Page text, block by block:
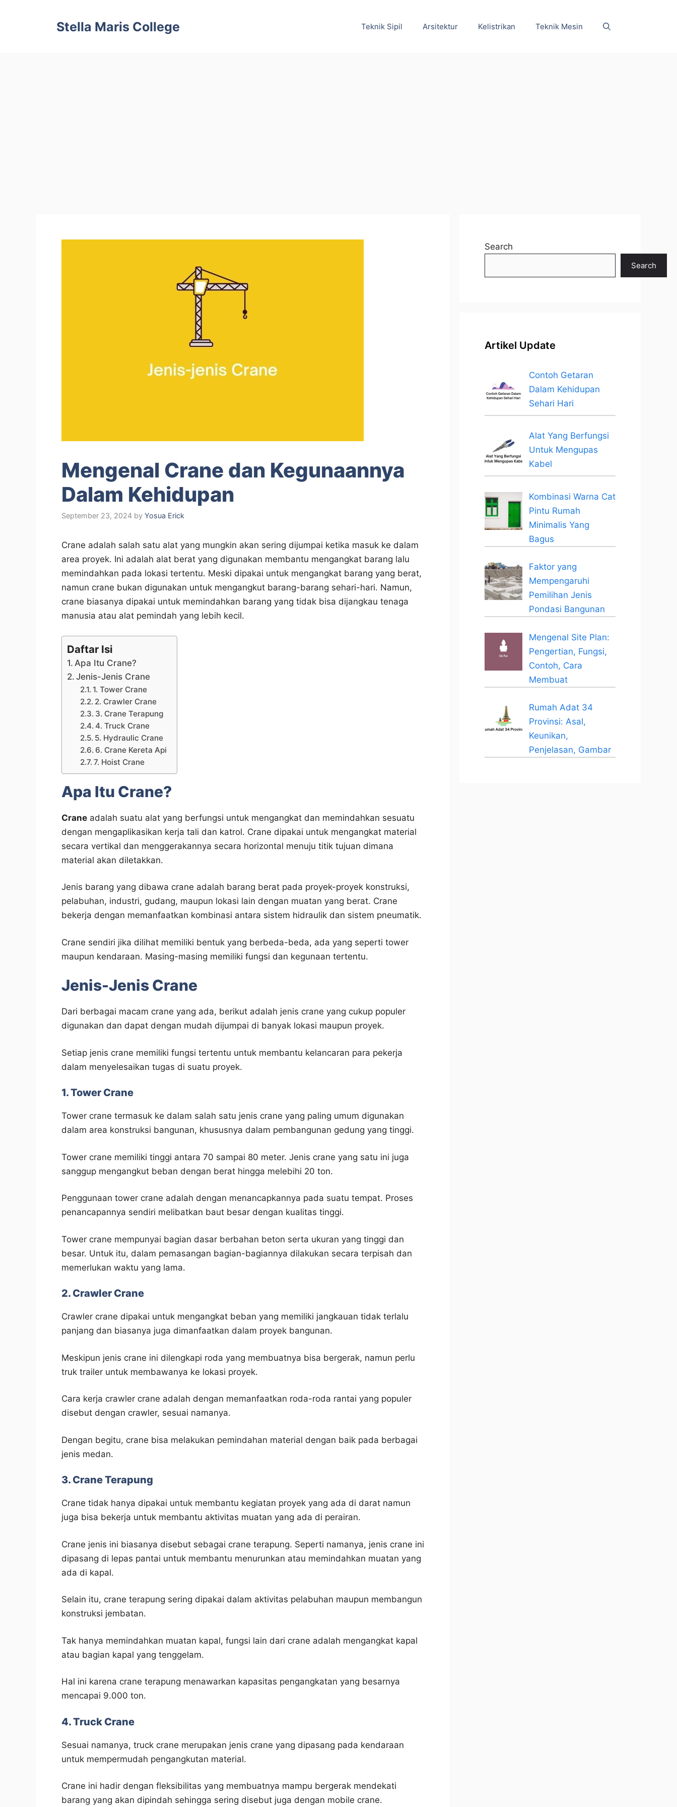
Stella Maris College Teknik Sipil Arsitektur Kelistrikan Teknik Mesin
Mengenal Crane dan Kegunaannya
Dalam Kehidupan
September 23, 2024 by Yosua Erick
Crane adalah salah satu alat yang mungkin akan sering dijumpai ketika masuk ke dalam
area proyek. Ini adalah alat berat yang digunakan membantu mengangkat barang lalu
memindahkan pada lokasi tertentu. Meski dipakai untuk mengangkat barang yang berat,
namun crane bukan digunakan untuk mengangkut barang-barang sehari-hari. Namun,
crane biasanya dipakai untuk memindahkan barang yang tidak bisa dijangkau tenaga
manusia atau alat pemindah yang lebih kecil.
Daftar Isi
Apa Itu Crane?
Jenis-Jenis Crane
1. Tower Crane
2. Crawler Crane
3. Crane Terapung
4. Truck Crane
5. Hydraulic Crane
6. Crane Kereta Api
7. Hoist Crane
Apa Itu Crane?
Crane adalah suatu alat yang berfungsi untuk mengangkat dan memindahkan sesuatu
dengan mengaplikasikan kerja tali dan katrol. Crane dipakai untuk mengangkat material
secara vertikal dan menggerakannya secara horizontal menuju titik tujuan dimana
material akan diletakkan.
Jenis barang yang dibawa crane adalah barang berat pada proyek-proyek konstruksi,
pelabuhan, industri, gudang, maupun lokasi lain dengan muatan yang berat. Crane
bekerja dengan memanfaatkan kombinasi antara sistem hidraulik dan sistem pneumatik.
Crane sendiri jika dilihat memiliki bentuk yang berbeda-beda, ada yang seperti tower
maupun kendaraan. Masing-masing memiliki fungsi dan kegunaan tertentu.
Jenis-Jenis Crane
Dari berbagai macam crane yang ada, berikut adalah jenis crane yang cukup populer
digunakan dan dapat dengan mudah dijumpai di banyak lokasi maupun proyek.
Setiap jenis crane memiliki fungsi tertentu untuk membantu kelancaran para pekerja
dalam menyelesaikan tugas di suatu proyek.
1. Tower Crane
Tower crane termasuk ke dalam salah satu jenis crane yang paling umum digunakan
dalam area konstruksi bangunan, khususnya dalam pembangunan gedung yang tinggi.
Tower crane memiliki tinggi antara 70 sampai 80 meter. Jenis crane yang satu ini juga
sanggup mengangkut beban dengan berat hingga melebihi 20 ton.
Penggunaan tower crane adalah dengan menancapkannya pada suatu tempat. Proses
penancapannya sendiri melibatkan baut besar dengan kualitas tinggi.
Tower crane mempunyai bagian dasar berbahan beton serta ukuran yang tinggi dan
besar. Untuk itu, dalam pemasangan bagian-bagiannya dilakukan secara terpisah dan
memerlukan waktu yang lama.
2. Crawler Crane
Crawler crane dipakai untuk mengangkat beban yang memiliki jangkauan tidak terlalu
panjang dan biasanya juga dimanfaatkan dalam proyek bangunan.
Meskipun jenis crane ini dilengkapi roda yang membuatnya bisa bergerak, namun perlu
truk trailer untuk membawanya ke lokasi proyek.
Cara kerja crawler crane adalah dengan memanfaatkan roda-roda rantai yang populer
disebut dengan crawler, sesuai namanya.
Dengan begitu, crane bisa melakukan pemindahan material dengan baik pada berbagai
jenis medan.
3. Crane Terapung
Crane tidak hanya dipakai untuk membantu kegiatan proyek yang ada di darat namun
juga bisa bekerja untuk membantu aktivitas muatan yang ada di perairan.
Crane jenis ini biasanya disebut sebagai crane terapung. Seperti namanya, jenis crane ini
dipasang di lepas pantai untuk membantu menurunkan atau memindahkan muatan yang
ada di kapal.
Selain itu, crane terapung sering dipakai dalam aktivitas pelabuhan maupun membangun
konstruksi jembatan.
Tak hanya memindahkan muatan kapal, fungsi lain dari crane adalah mengangkat kapal
atau bagian kapal yang tenggelam.
Hal ini karena crane terapung menawarkan kapasitas pengangkatan yang besarnya
mencapai 9.000 ton.
4. Truck Crane
Sesuai namanya, truck crane merupakan jenis crane yang dipasang pada kendaraan
untuk mempermudah pengangkutan material.
Crane ini hadir dengan fleksibilitas yang membuatnya mampu bergerak mendekati
barang yang akan dipindah sehingga sering disebut juga dengan mobile crane.
Search
Search
Artikel Update
Contoh Getaran
Dalam Kehidupan
Sehari Hari
Alat Yang Berfungsi
Untuk Mengupas
Kabel
Kombinasi Warna Cat
Pintu Rumah
Minimalis Yang
Bagus
Faktor yang
Mempengaruhi
Pemilihan Jenis
Pondasi Bangunan
Mengenal Site Plan:
Pengertian, Fungsi,
Contoh, Cara
Membuat
Rumah Adat 34
Provinsi: Asal,
Keunikan,
Penjelasan, Gambar